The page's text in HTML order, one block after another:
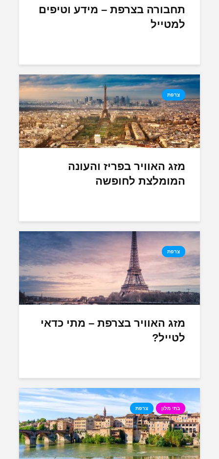
תחבורה בצרפת – מידע וטיפים
למטייל
צרפת
מזג האוויר בפריז והעונה
המומלצת לחופשה
צרפת
מזג האוויר בצרפת – מתי כדאי
לטייל?
בתי מלון צרפת